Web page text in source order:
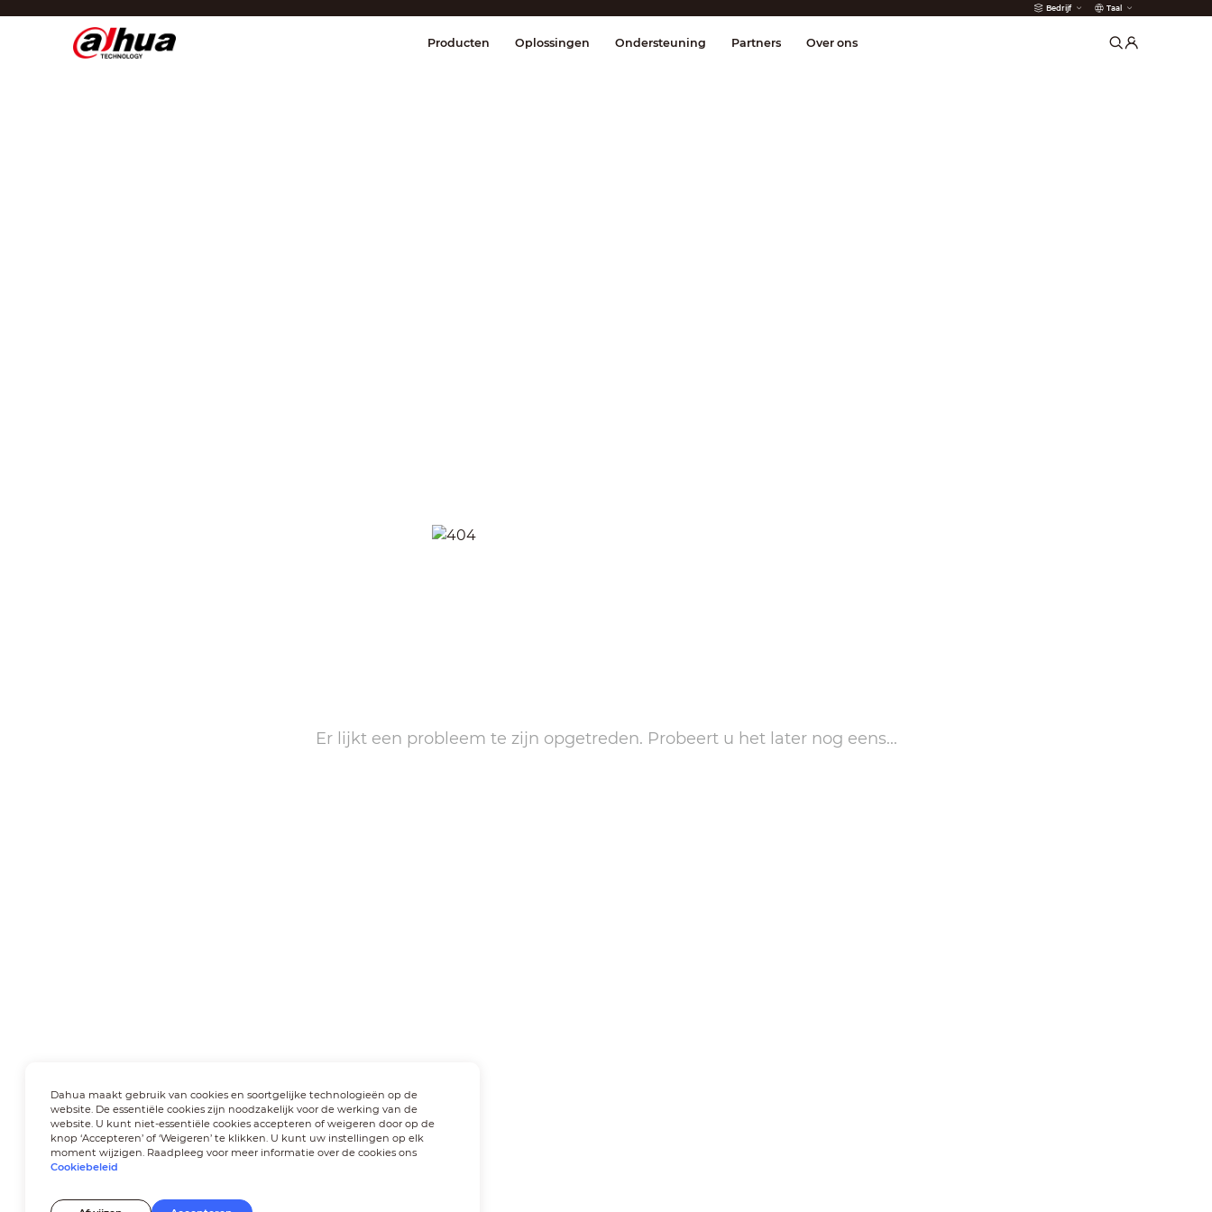
Bedrijf Taal
Display & Control Transmissie Brandmelder
Regio/taal
Producten Oplossingen Ondersteuning Partners Over ons
Er lijkt een probleem te zijn opgetreden. Probeert u het later nog eens...
Dahua maakt gebruik van cookies en soortgelijke technologieën op de
website. De essentiële cookies zijn noodzakelijk voor de werking van de
website. U kunt niet-essentiële cookies accepteren of weigeren door op de
knop ‘Accepteren’ of ‘Weigeren’ te klikken. U kunt uw instellingen op elk
moment wijzigen. Raadpleeg voor meer informatie over de cookies ons
Cookiebeleid